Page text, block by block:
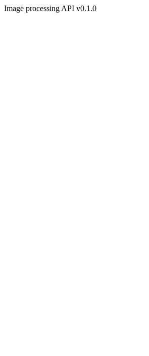
Image processing API v0.1.0